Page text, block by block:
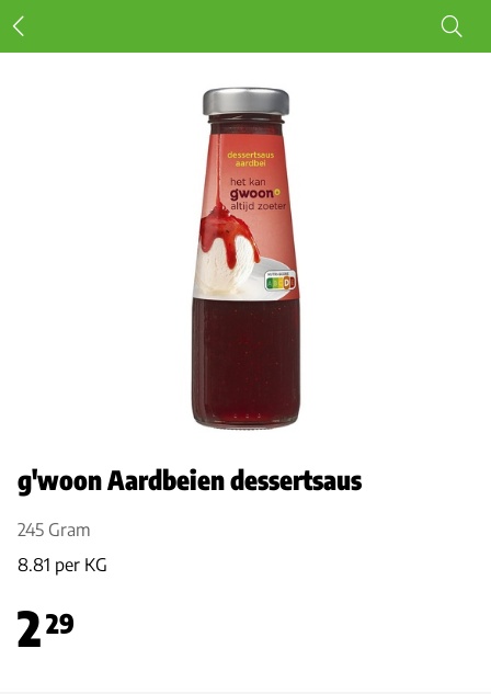
g'woon Aardbeien dessertsaus
245 Gram
8.81 per KG
229